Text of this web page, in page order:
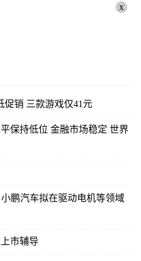
x
促销 三款游戏仅41元
保持低位 金融市场稳定 世界
鹏汽车拟在驱动电机等领域
市辅导